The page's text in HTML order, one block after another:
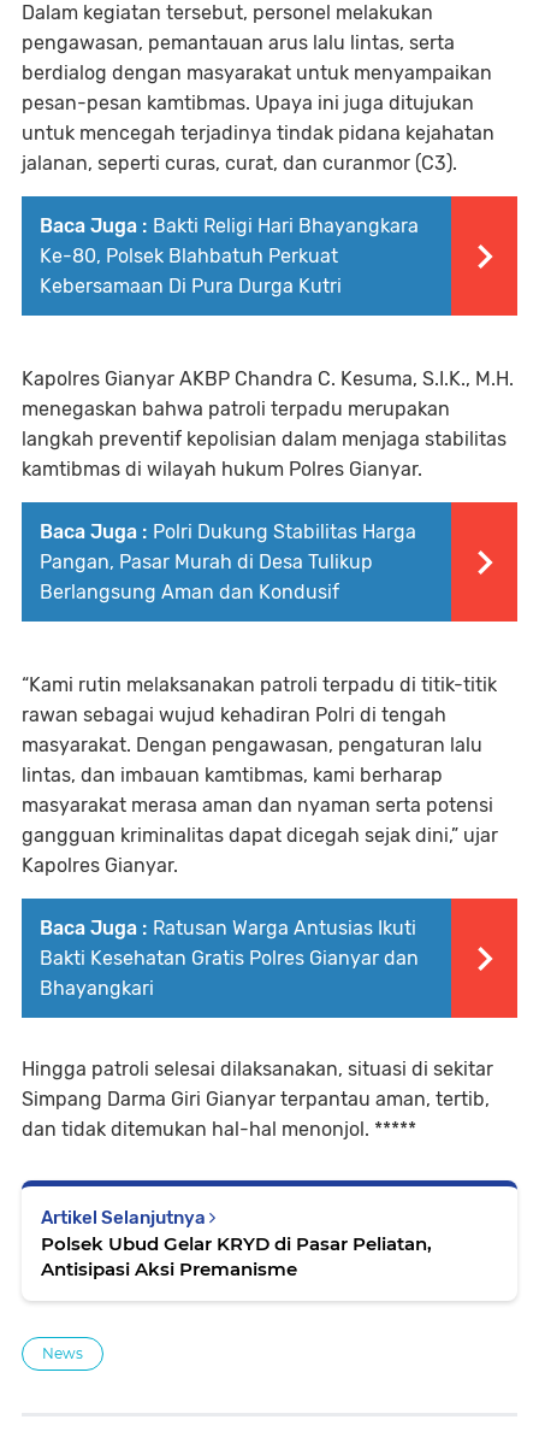
Dalam kegiatan tersebut, personel melakukan
pengawasan, pemantauan arus lalu lintas, serta
berdialog dengan masyarakat untuk menyampaikan
pesan-pesan kamtibmas. Upaya ini juga ditujukan
untuk mencegah terjadinya tindak pidana kejahatan
jalanan, seperti curas, curat, dan curanmor (C3).
Baca Juga : Bakti Religi Hari Bhayangkara
Ke-80, Polsek Blahbatuh Perkuat
Kebersamaan Di Pura Durga Kutri
Kapolres Gianyar AKBP Chandra C. Kesuma, S.I.K., M.H.
menegaskan bahwa patroli terpadu merupakan
langkah preventif kepolisian dalam menjaga stabilitas
kamtibmas di wilayah hukum Polres Gianyar.
Baca Juga : Polri Dukung Stabilitas Harga
Pangan, Pasar Murah di Desa Tulikup
Berlangsung Aman dan Kondusif
“Kami rutin melaksanakan patroli terpadu di titik-titik
rawan sebagai wujud kehadiran Polri di tengah
masyarakat. Dengan pengawasan, pengaturan lalu
lintas, dan imbauan kamtibmas, kami berharap
masyarakat merasa aman dan nyaman serta potensi
gangguan kriminalitas dapat dicegah sejak dini,” ujar
Kapolres Gianyar.
Baca Juga : Ratusan Warga Antusias Ikuti
Bakti Kesehatan Gratis Polres Gianyar dan
Bhayangkari
Hingga patroli selesai dilaksanakan, situasi di sekitar
Simpang Darma Giri Gianyar terpantau aman, tertib,
dan tidak ditemukan hal-hal menonjol. *****
Artikel Selanjutnya
Polsek Ubud Gelar KRYD di Pasar Peliatan,
Antisipasi Aksi Premanisme
News